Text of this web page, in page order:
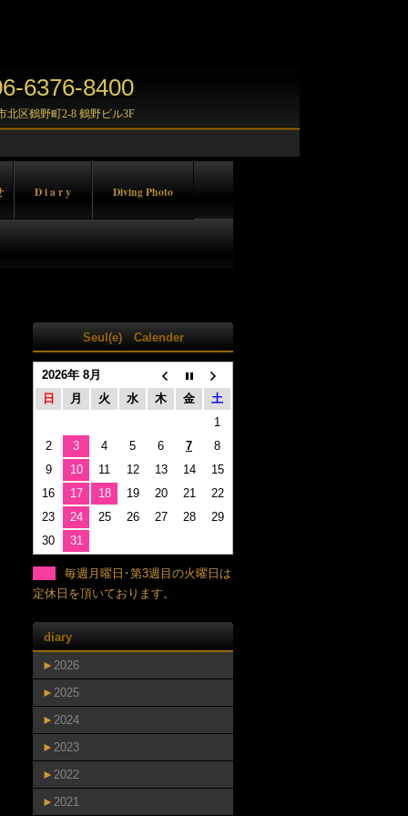
6376-8400
北区鶴野町2-8 鶴野ビル3F
D i a r y Diving Photo
Seul(e) Calender
2026年 8月
日
月 火 水 木 金
土
1
2
3 4 5 6 7
8
9
10 11 12 13 14
15
16
17 18 19 20 21
22
23
24 25 26 27 28
29
30
31
毎週月曜日･第3週目の火曜日は
定休日を頂いております。
diary
► 2026
► 2025
► 2024
► 2023
► 2022
► 2021